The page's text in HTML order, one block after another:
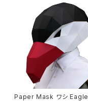
Paper Mask ワシ Eagle